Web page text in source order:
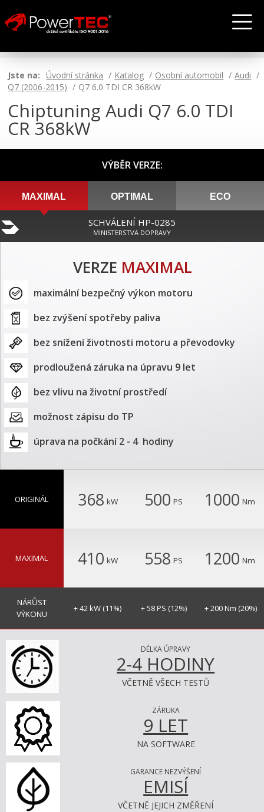
Jste na: Úvodní stránka Katalog Osobní automobil
Audi
Q7 (2006-2015)
Q7 6.0 TDI CR 368kW
Chiptuning Audi Q7 6.0 TDI
CR 368kW
VÝBĚR VERZE:
MAXIMAL OPTIMAL ECO
SCHVÁLENÍ HP-0285
MINISTERSTVA DOPRAVY
VERZE MAXIMAL
maximální bezpečný výkon motoru
bez zvýšení spotřeby paliva
bez snížení životnosti motoru a převodovky
prodloužená záruka na úpravu 9 let
bez vlivu na životní prostředí
možnost zápisu do TP
úprava na počkání 2 - 4  hodiny
ORIGINÁL 368 kW 500 PS 1000 Nm
MAXIMAL 410 kW 558 PS 1200 Nm
NÁRŮST
VÝKONU
+ 42 kW (11%) + 58 PS (12%) + 200 Nm (20%)
DÉLKA ÚPRAVY
2-4 HODINY
VČETNĚ VŠECH TESTŮ
ZÁRUKA
9 LET
NA SOFTWARE
GARANCE NEZVÝŠENÍ
EMISÍ
VČETNĚ JEJICH ZMĚŘENÍ